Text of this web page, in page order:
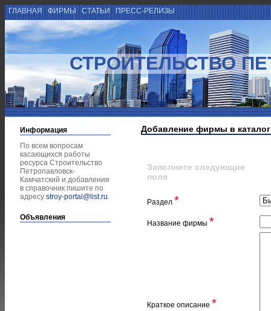
ГЛАВНАЯ ФИРМЫ СТАТЬИ ПРЕСС-РЕЛИЗЫ
СТРОИТЕЛЬСТВО
Информация
По всем вопросам
касающихся работы
ресурса Строительство
Петропавловск-
Камчатский и добавления
в справочник пишите по
адресу stroy-portal@list.ru.
Объявления
Добавление фирмы в каталог
Заполните следующие
поля
Раздел *
Название фирмы *
Краткое описание *